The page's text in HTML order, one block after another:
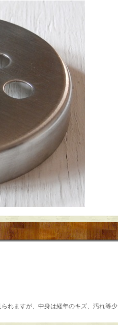
ますが、中身は経年のキズ、汚れ等少